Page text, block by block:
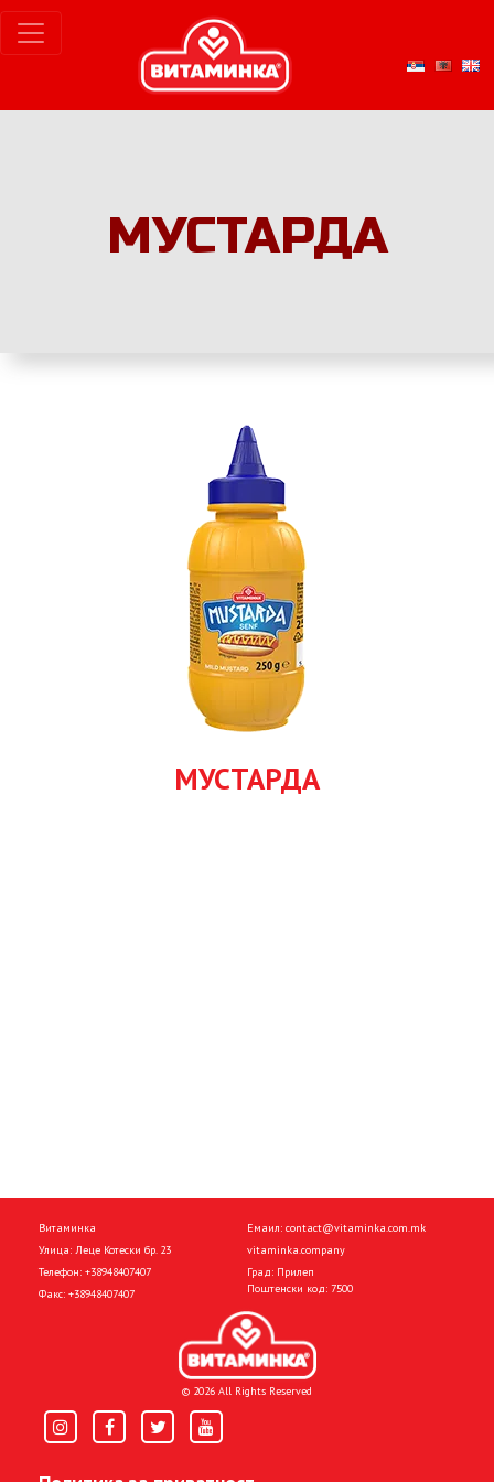
МУСТАРДА
МУСТАРДА
Витаминка
Улица: Леце Котески бр. 23
Телефон: +38948407407
Факс: +38948407407
Емаил: contact@vitaminka.com.mk
vitaminka.company
Град: Прилеп
Поштенски код: 7500
© 2026 All Rights Reserved